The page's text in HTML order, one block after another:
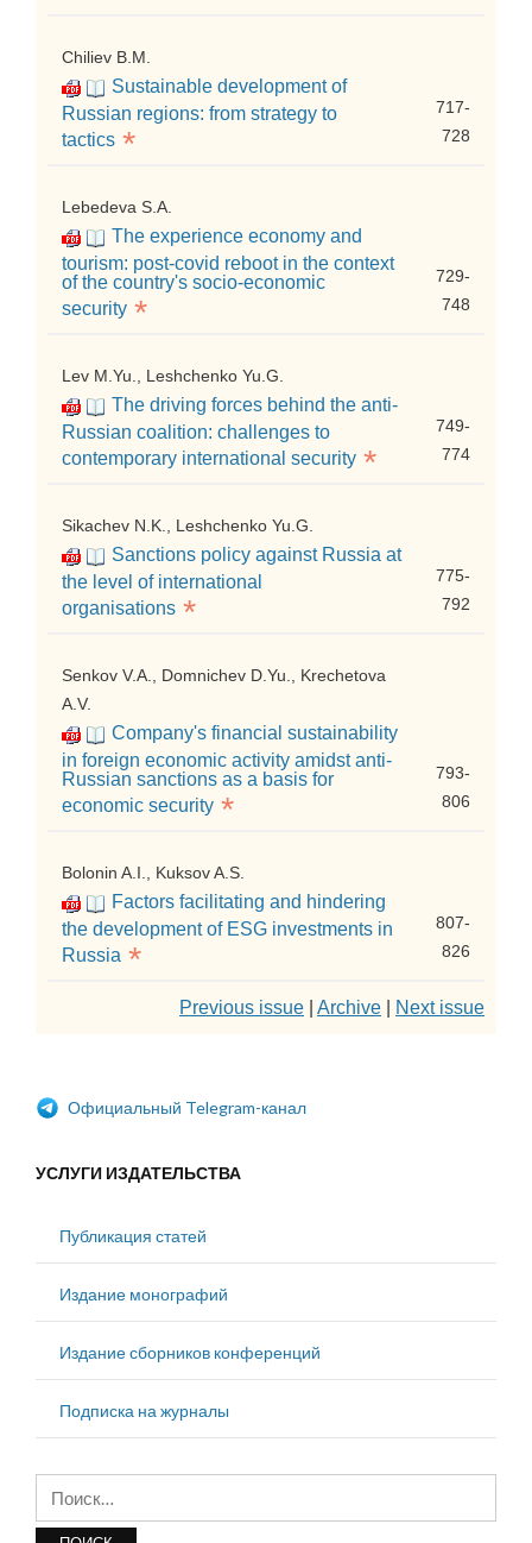
Chiliev B.M.
Sustainable development of
Russian regions: from strategy to
tactics *
717-
728
Lebedeva S.A.
The experience economy and
tourism: post-covid reboot in the context
of the country's socio-economic
security *
729-
748
Lev M.Yu., Leshchenko Yu.G.
The driving forces behind the anti-
Russian coalition: challenges to
contemporary international security *
749-
774
Sikachev N.K., Leshchenko Yu.G.
Sanctions policy against Russia at
the level of international
organisations *
775-
792
Senkov V.A., Domnichev D.Yu., Krechetova
A.V.
Company's financial sustainability
in foreign economic activity amidst anti-
Russian sanctions as a basis for
economic security *
793-
806
Bolonin A.I., Kuksov A.S.
Factors facilitating and hindering
the development of ESG investments in
Russia *
807-
826
Previous issue Archive Next issue
Официальный Telegram-канал
УСЛУГИ ИЗДАТЕЛЬСТВА
Публикация статей
Издание монографий
Издание сборников конференций
Подписка на журналы